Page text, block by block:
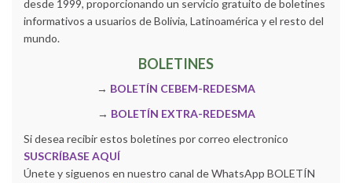
desde 1999, proporcionando un servicio gratuito de boletines
informativos a usuarios de Bolivia, Latinoamérica y el resto del
mundo.
BOLETINES
→ BOLETÍN CEBEM-REDESMA
→ BOLETÍN EXTRA-REDESMA
Si desea recibir estos boletines por correo electronico
SUSCRÍBASE AQUÍ
Únete y siguenos en nuestro canal de WhatsApp BOLETÍN